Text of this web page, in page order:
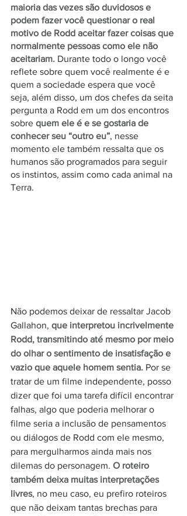
maioria das vezes são duvidosos e
podem fazer você questionar o real
motivo de Rodd aceitar fazer coisas que
normalmente pessoas como ele não
aceitariam. Durante todo o longo você
reflete sobre quem você realmente é e
quem a sociedade espera que você
seja, além disso, um dos chefes da seita
pergunta a Rodd em um dos encontros
sobre quem ele é e se gostaria de
conhecer seu “outro eu”, nesse
momento ele também ressalta que os
humanos são programados para seguir
os instintos, assim como cada animal na
Terra.
Não podemos deixar de ressaltar Jacob
Gallahon, que interpretou incrivelmente
Rodd, transmitindo até mesmo por meio
do olhar o sentimento de insatisfação e
vazio que aquele homem sentia. Por se
tratar de um filme independente, posso
dizer que foi uma tarefa difícil encontrar
falhas, algo que poderia melhorar o
filme seria a inclusão de pensamentos
ou diálogos de Rodd com ele mesmo,
para mergulharmos ainda mais nos
dilemas do personagem. O roteiro
também deixa muitas interpretações
livres, no meu caso, eu prefiro roteiros
que não deixam tantas brechas para